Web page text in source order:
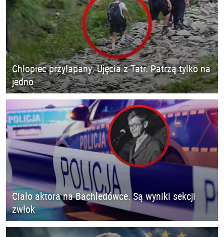
Chłopiec przyłapany. Ujęcia z Tatr. Patrzą tylko na
jedno
Ciało aktora na Bachledówce. Są wyniki sekcji
zwłok